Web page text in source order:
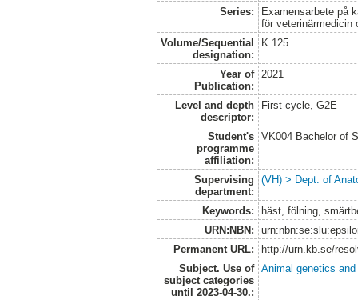
Series:
Examensarbete på
för veterinärmedicin
Volume/Sequential
designation:
K 125
Year of
Publication:
2021
Level and depth
descriptor:
First cycle, G2E
Student's
programme
affiliation:
VK004 Bachelor of
Supervising
department:
(VH) > Dept. of
Keywords:
häst, fölning,
URN:NBN:
Permanent URL:
http://urn.kb.se/
Subject. Use of
subject categories
until 2023-04-30.:
Animal genetics and